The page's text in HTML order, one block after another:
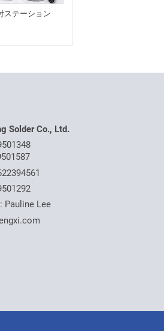
ステーション
Solder Co., Ltd.
Pauline Lee